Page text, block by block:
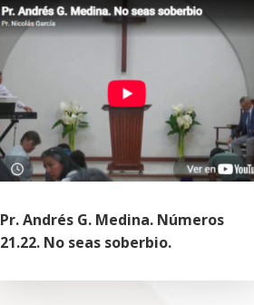
Pr. Andrés G. Medina. Números
21.22. No seas soberbio.